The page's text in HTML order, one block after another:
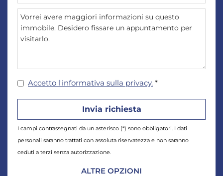
Accetto l'informativa sulla privacy. *
I campi contrassegnati da un asterisco (*) sono obbligatori. I dati
personali saranno trattati con assoluta riservatezza e non saranno
ceduti a terzi senza autorizzazione.
ALTRE OPZIONI